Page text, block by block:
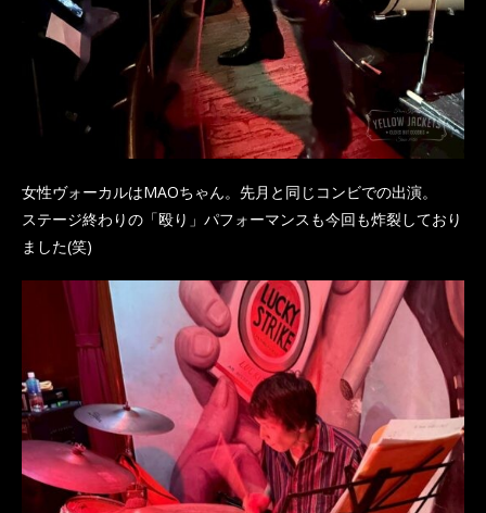
女性ヴォーカルはMAOちゃん。先月と同じコンビでの出演。
ステージ終わりの「殴り」パフォーマンスも今回も炸裂しており
ました(笑)